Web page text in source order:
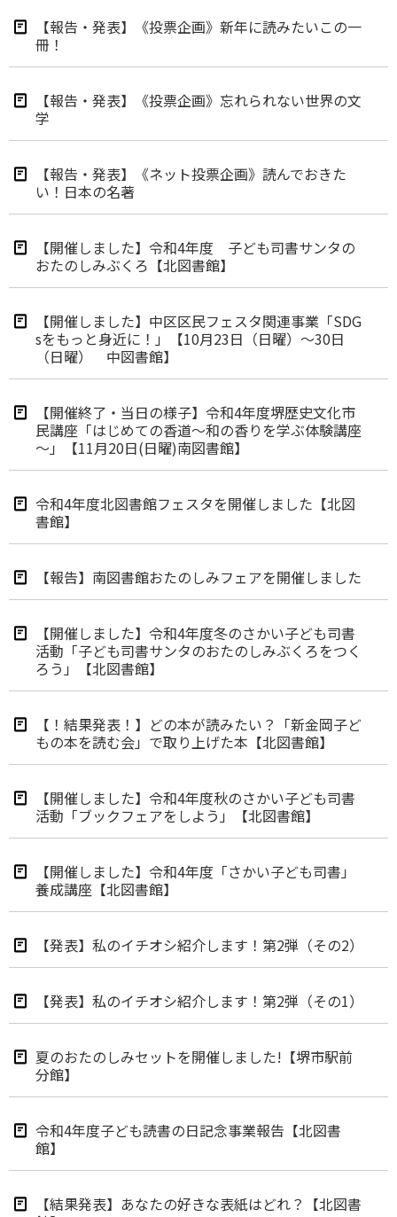
【報告・発表】《投票企画》新年に読みたいこの一
冊！
【報告・発表】《投票企画》忘れられない世界の文
学
【報告・発表】《ネット投票企画》読んでおきた
い！日本の名著
【開催しました】令和4年度 子ども司書サンタの
おたのしみぶくろ【北図書館】
【開催しました】中区区民フェスタ関連事業「SDG
sをもっと身近に！」【10月23日（日曜）～30日
（日曜） 中図書館】
【開催終了・当日の様子】令和4年度堺歴史文化市
民講座「はじめての香道～和の香りを学ぶ体験講座
～」【11月20日(日曜)南図書館】
令和4年度北図書館フェスタを開催しました【北図
書館】
【報告】南図書館おたのしみフェアを開催しました
【開催しました】令和4年度冬のさかい子ども司書
活動「子ども司書サンタのおたのしみぶくろをつく
ろう」【北図書館】
【！結果発表！】どの本が読みたい？「新金岡子ど
もの本を読む会」で取り上げた本【北図書館】
【開催しました】令和4年度秋のさかい子ども司書
活動「ブックフェアをしよう」【北図書館】
【開催しました】令和4年度「さかい子ども司書」
養成講座【北図書館】
【発表】私のイチオシ紹介します！第2弾（その2）
【発表】私のイチオシ紹介します！第2弾（その1）
夏のおたのしみセットを開催しました!【堺市駅前
分館】
令和4年度子ども読書の日記念事業報告【北図書
館】
【結果発表】あなたの好きな表紙はどれ？【北図書